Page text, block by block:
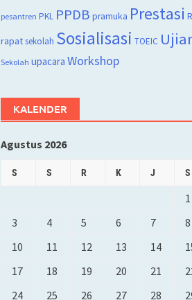
pesantren PKL PPDB pramuka Prestasi
rapatsekolah Sosialisasi TOEIC
Sekolah upacara Workshop
KALENDER
Agustus 2026
S S R K J S
1
3
4 5 6 7 8
10
11 12 13 14
17
18 19 20 21
24
25 26 27 28